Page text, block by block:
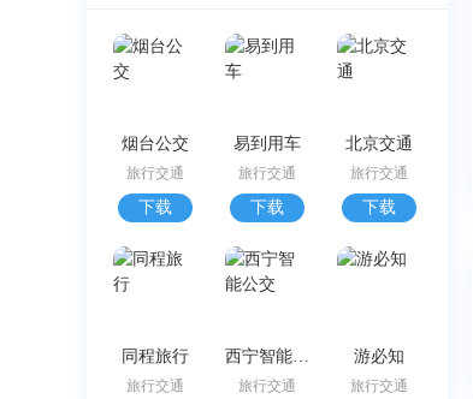
烟台公交
旅行交通
下载
易到用车
旅行交通
下载
北京交通
旅行交通
下载
同程旅行
旅行交通
西宁智能公交
旅行交通
游必知
旅行交通